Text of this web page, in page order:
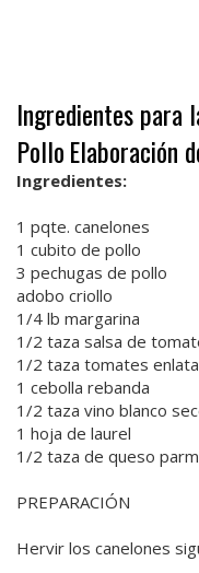
Ingredientes para
PolloElaboración
Ingredientes:
1 pqte. canelones
1 cubito de pollo
3 pechugas de pollo
adobo criollo
1/4 lb margarina
1/2 taza salsa de
1/2 taza tomates
1 cebolla rebanda
1/2 taza vino blanco
1 hoja de laurel
1/2 taza de queso
PREPARACIÓN
Hervir los canelones